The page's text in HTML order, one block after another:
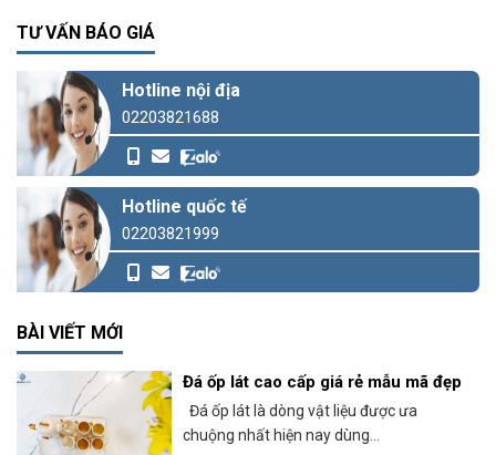
TƯ VẤN BÁO GIÁ
Hotline nội địa
02203821688
Hotline quốc tế
02203821999
BÀI VIẾT MỚI
Đá ốp lát cao cấp giá rẻ mẫu mã đẹp
Đá ốp lát là dòng vật liệu được ưa
chuộng nhất hiện nay dùng...